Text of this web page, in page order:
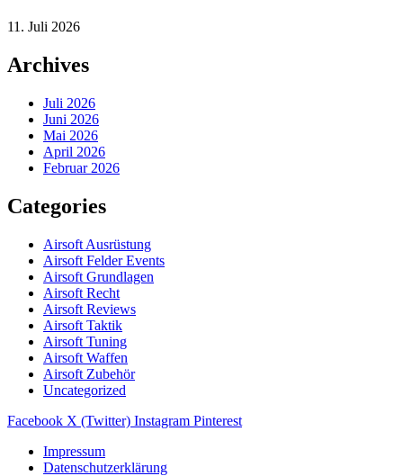
11. Juli 2026
Archives
Juli 2026
Juni 2026
Mai 2026
April 2026
Februar 2026
Categories
Airsoft Ausrüstung
Airsoft Felder Events
Airsoft Grundlagen
Airsoft Recht
Airsoft Reviews
Airsoft Taktik
Airsoft Tuning
Airsoft Waffen
Airsoft Zubehör
Uncategorized
Facebook X (Twitter) Instagram Pinterest
Impressum
Datenschutzerklärung